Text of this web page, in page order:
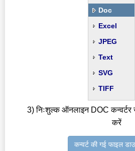
Doc
Excel
JPEG
Text
SVG
TIFF
3) निःशुल्क ऑनलाइन DOC
करें
कन्वर्ट की गई फाइल